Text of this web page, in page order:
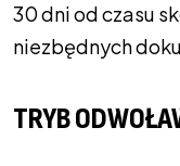
30 dni od czasu
niezbędnych
TRYB